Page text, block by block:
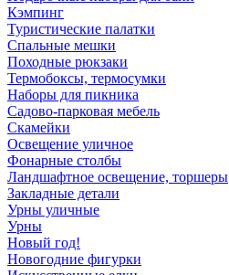
Кэмпинг
Туристические палатки
Спальные мешки
Походные рюкзаки
Термобоксы, термосумки
Наборы для пикника
Садово-парковая мебель
Скамейки
Освещение уличное
Фонарные столбы
Ландшафтное освещение, торшеры
Закладные детали
Урны уличные
Урны
Новый год!
Новогодние фигурки